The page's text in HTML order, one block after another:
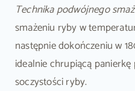
Technika podwójnego
smażeniu ryby w
następnie dokończeniu w
idealnie chrupiącą
soczystości ryby.